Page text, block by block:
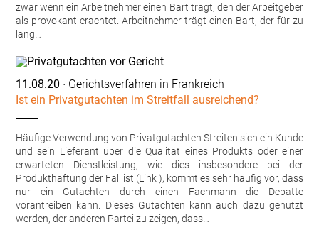
zwar wenn ein Arbeitnehmer einen Bart trägt, den der Arbeitgeber
als provokant erachtet. Arbeitnehmer trägt einen Bart, der für zu
lang…
11.08.20 ∙ Gerichtsverfahren in Frankreich
Ist ein Privatgutachten im Streitfall ausreichend?
Häufige Verwendung von Privatgutachten Streiten sich ein Kunde
und sein Lieferant über die Qualität eines Produkts oder einer
erwarteten Dienstleistung, wie dies insbesondere bei der
Produkthaftung der Fall ist (Link ), kommt es sehr häufig vor, dass
nur ein Gutachten durch einen Fachmann die Debatte
vorantreiben kann. Dieses Gutachten kann auch dazu genutzt
werden, der anderen Partei zu zeigen, dass…